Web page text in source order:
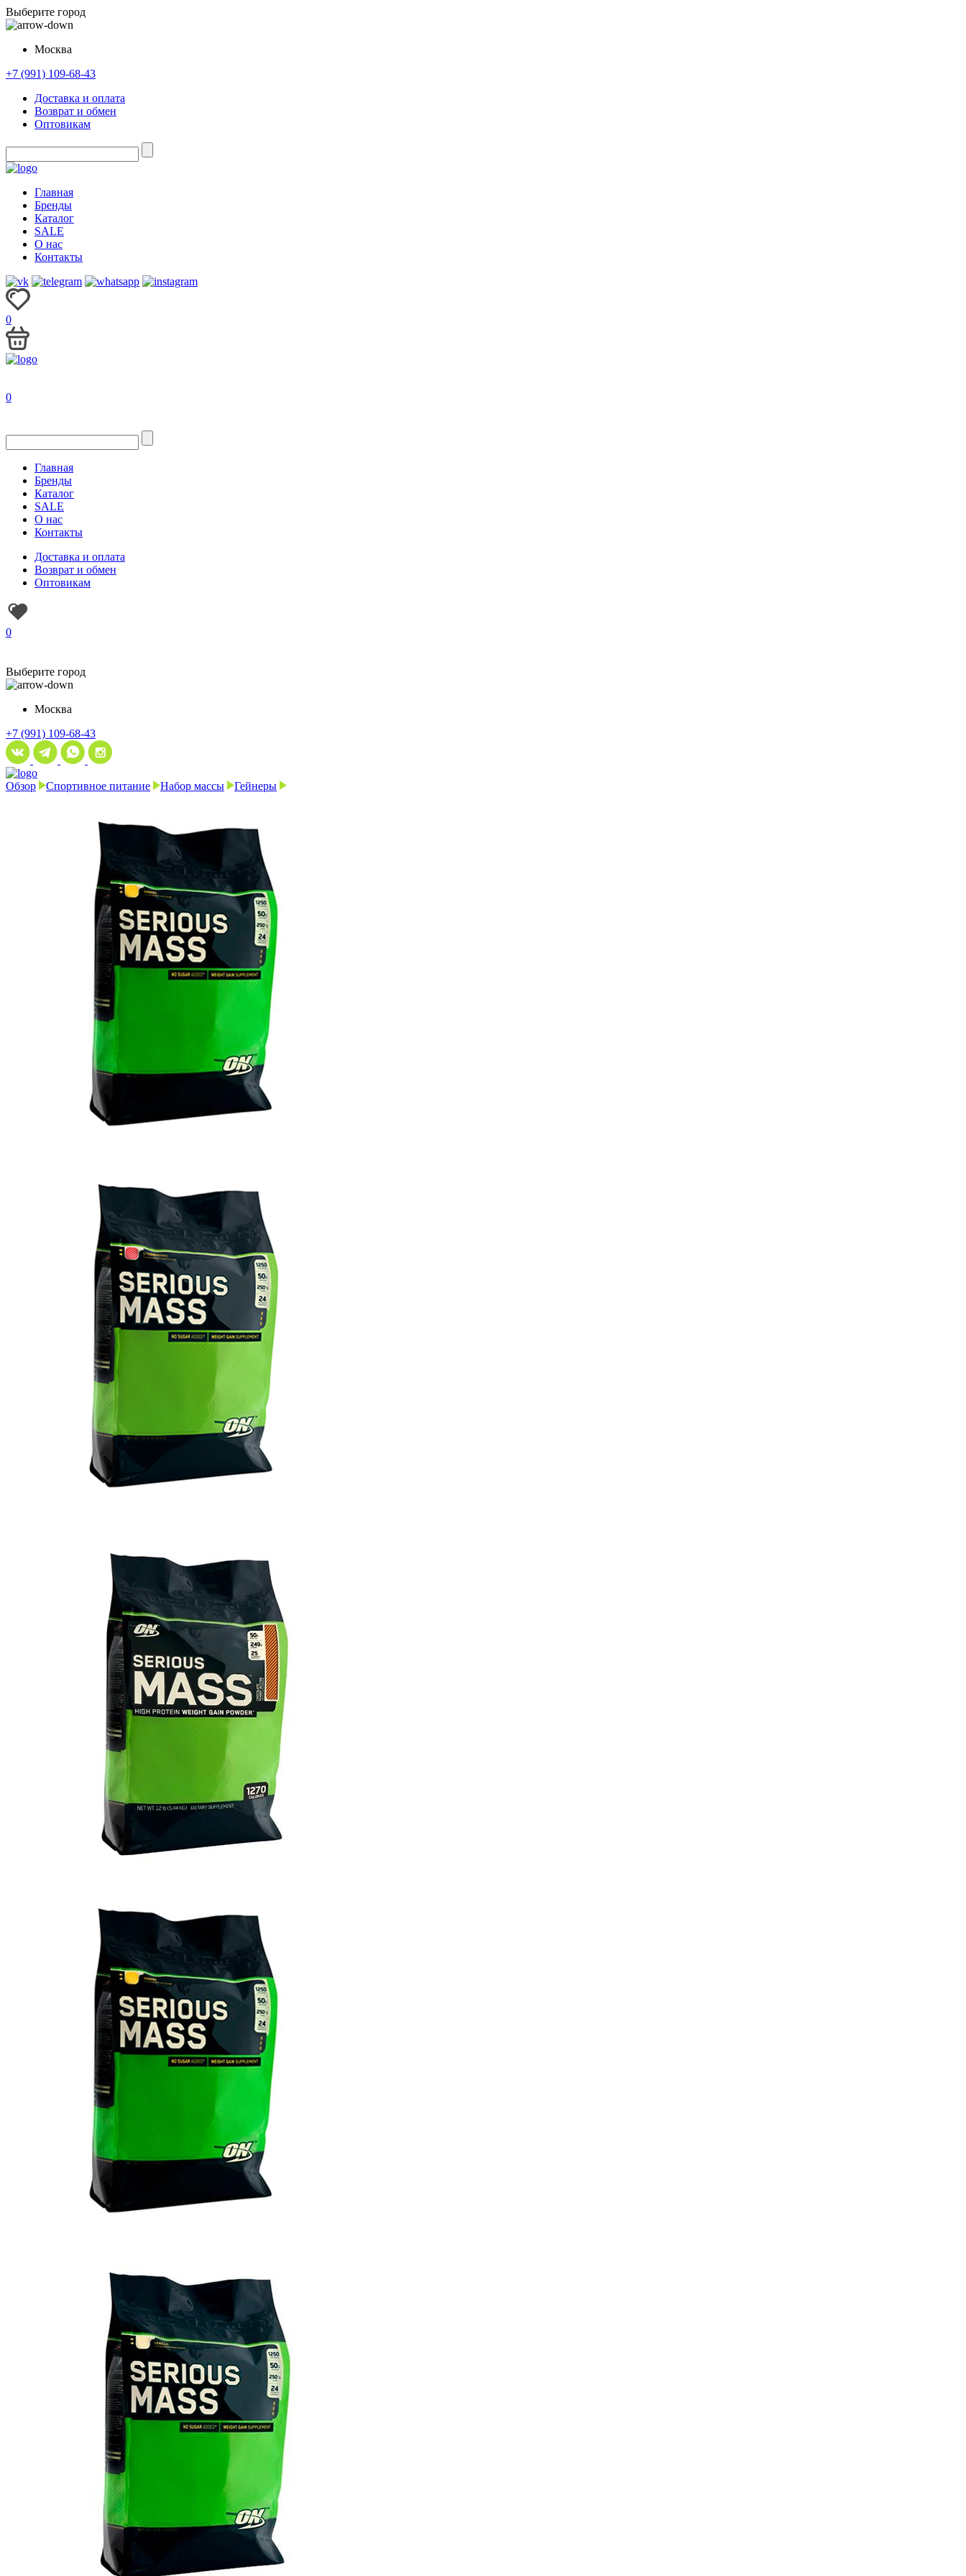
Выберите город
Москва
+7 (991) 109-68-43
Доставка и оплата
Возврат и обмен
Оптовикам
Главная
Бренды
Каталог
SALE
О нас
Контакты
0
0
Главная
Бренды
Каталог
SALE
О нас
Контакты
Доставка и оплата
Возврат и обмен
Оптовикам
0
Выберите город
Москва
+7 (991) 109-68-43
Обзор Спортивное питание Набор массы Гейнеры